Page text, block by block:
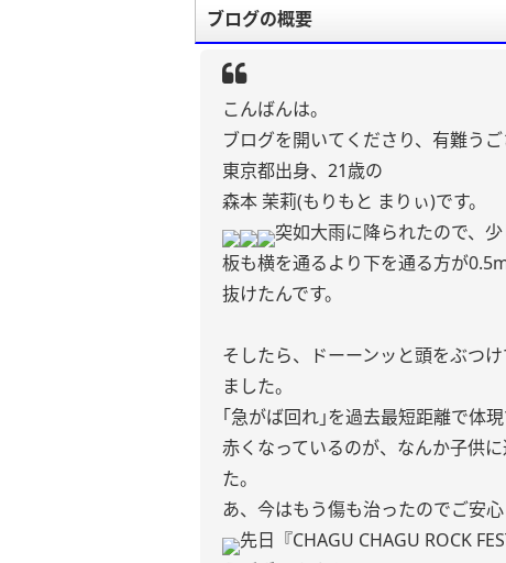
ブログの概要
こんばんは。
ブログを開いてくださり、有難うご
東京都出身、21歳の
森本 茉莉(もりもと まりぃ)です。
突如大雨に降られたので、
板も横を通るより下を通る方が
抜けたんです。
そしたら、ドーーンッと頭をぶつ
ました。
｢急がば回れ｣を過去最短距離で体
赤くなっているのが、なんか子供
た。
あ、今はもう傷も治ったのでご安
先日『CHAGU CHAGU ROCK